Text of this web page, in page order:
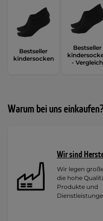
Bestseller
kindersocken
Bestseller
- Vergleich
Warum bei uns
Wir sind
Wir legen
die hohe
Produkte und